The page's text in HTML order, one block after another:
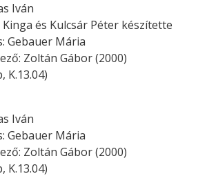
Iván
és Kulcsár Péter készítette
Gebauer Mária
Zoltán Gábor (2000)
K.13.04)
Iván
Gebauer Mária
Zoltán Gábor (2000)
K.13.04)